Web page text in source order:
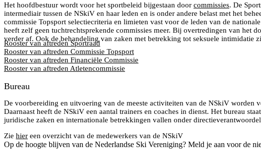
Het hoofdbestuur wordt voor het sportbeleid bijgestaan door commissies. De
intermediair tussen de NSkiV en haar leden en is onder andere belast met het
commissie Topsport selectiecriteria en limieten vast voor de leden van de
heeft zelf geen tuchtrechtsprekende commissies meer. Bij overtredingen van het
verder af. Ook de behandeling van zaken met betrekking tot seksuele
Rooster van aftreden Sportraad
Rooster van aftreden Commissie Topsport
Rooster van aftreden Financiële Commissie
Rooster van aftreden Atletencommissie
Bureau
De voorbereiding en uitvoering van de meeste activiteiten van de NSkiV worden
Daarnaast heeft de NSkiV een aantal trainers en coaches in dienst. Het bureau
juridische zaken en internationale betrekkingen vallen onder
Zie hier een overzicht van de medewerkers van de NSkiV
Op de hoogte blijven van de Nederlandse Ski Vereniging? Meld je aan voor de